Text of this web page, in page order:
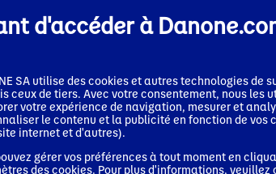
ne pourra être tenu responsable du
intellectuelle
d'accéder à
SA utilise des cookies et autres technologies de
ceux de tiers. Avec votre consentement, nous les
votre expérience de navigation, mesurer et
le contenu et la publicité en fonction de vos
internet et d'autres).
gérer vos préférences à tout moment en
des cookies . Pour plus d'informations, veuillez